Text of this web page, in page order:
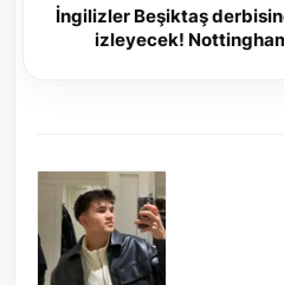
İngilizler Beşiktaş
izleyecek!